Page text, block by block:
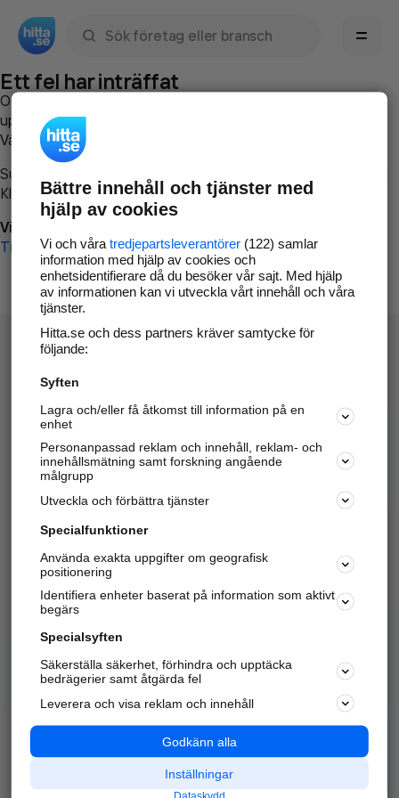
Ett fel har inträffat
Om du vill kan du
uppstod så att vi lättare och snabbare kan avhjälpa det.
Vänligen försök med följande:
Surfa till
Klicka påTillbaka-knappen i webbläsaren och försök igen
Vi beklagar besväret!
Till startsidan
Hitta.se - Gratis nummerupplysning.
Sök företag, personer och platser.
Hitta telefonnummer, adresser, företagsinfo mm.
Marknadsför företaget
Kom igång och annonsera mot
samarbetspartners nära dig.
Alla kategorier
Populära sökningar
API & Kartor
Annonsera
Integritet
Nödnummer
Bättre innehåll och tjänster med
hjälp av cookies
Vi och våra tredjepartsleverantörer(122) samlar
information med hjälp av cookies och
enhetsidentifierare då du besöker vår sajt. Med hjälp
av informationen kan vi utveckla vårt innehåll och våra
tjänster.
Hitta.se och dess partners kräver samtycke för
följande:
Syften
Lagra och/eller få åtkomst till information på en
enhet
Personanpassad reklam och innehåll, reklam- och
innehållsmätning samt forskning angående
målgrupp
Utveckla och förbättra tjänster
Specialfunktioner
Använda exakta uppgifter om geografisk
positionering
Identifiera enheter baserat på information som aktivt
begärs
Specialsyften
Säkerställa säkerhet, förhindra och upptäcka
bedrägerier samt åtgärda fel
Leverera och visa reklam och innehåll
Godkänn alla
Inställningar
Dataskydd